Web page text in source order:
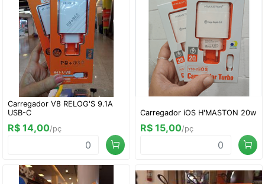
Carregador V8 RELOG'S 9.1A
USB-C
R$ 14,00/pç
Carregador iOS H'MASTON 20w
R$ 15,00/pç